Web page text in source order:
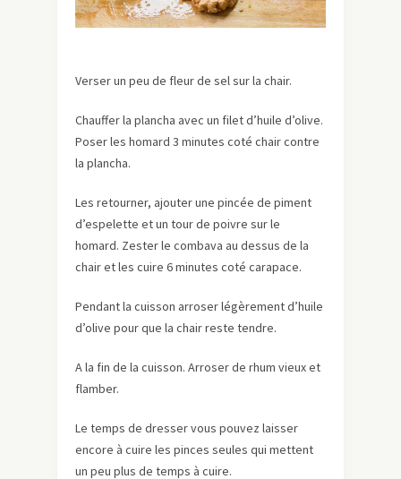
Verser un peu de fleur de sel sur la chair.
Chauffer la plancha avec un filet d’huile d’olive.
Poser les homard 3 minutes coté chair contre
la plancha.
Les retourner, ajouter une pincée de piment
d’espelette et un tour de poivre sur le
homard. Zester le combava au dessus de la
chair et les cuire 6 minutes coté carapace.
Pendant la cuisson arroser légèrement d’huile
d’olive pour que la chair reste tendre.
A la fin de la cuisson. Arroser de rhum vieux et
flamber.
Le temps de dresser vous pouvez laisser
encore à cuire les pinces seules qui mettent
un peu plus de temps à cuire.